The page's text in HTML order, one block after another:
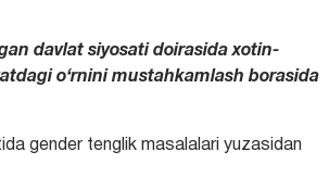
davlat siyosati doirasida xotin-
o‘rnini mustahkamlash borasida
gender tenglik masalalari yuzasidan